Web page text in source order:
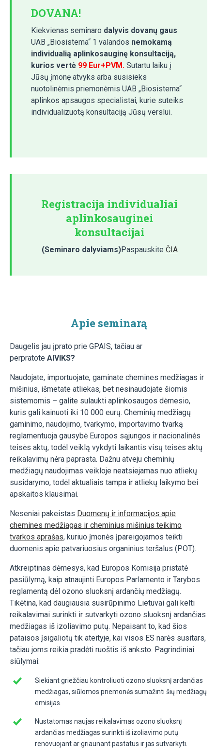
DOVANA!
Kiekvienas seminaro dalyvis dovanų gaus
UAB „Biosistema“ 1 valandos nemokamą
individualią aplinkosauginę konsultaciją,
kurios vertė 99 Eur+PVM. Sutartu laiku į
Jūsų įmonę atvyks arba susisieks
nuotolinėmis priemonėmis UAB „Biosistema“
aplinkos apsaugos specialistai, kurie suteiks
individualizuotą konsultaciją Jūsų verslui.
Registracija individualiai
aplinkosauginei
konsultacijai
(Seminaro dalyviams)Paspauskite ČIA
Apie seminarą
Daugelis jau įprato prie GPAIS, tačiau ar
perpratote AIVIKS?
Naudojate, importuojate, gaminate chemines medžiagas ir
mišinius, išmetate atliekas, bet nesinaudojate šiomis
sistemomis – galite sulaukti aplinkosaugos dėmesio,
kuris gali kainuoti iki 10 000 eurų. Cheminių medžiagų
gaminimo, naudojimo, tvarkymo, importavimo tvarką
reglamentuoja gausybė Europos sąjungos ir nacionalinės
teisės aktų, todėl veiklą vykdyti laikantis visų teisės aktų
reikalavimų nėra paprasta. Dažnu atveju cheminių
medžiagų naudojimas veikloje neatsiejamas nuo atliekų
susidarymo, todėl aktualiais tampa ir atliekų laikymo bei
apskaitos klausimai.
Neseniai pakeistas Duomenų ir informacijos apie
chemines medžiagas ir cheminius mišinius teikimo
tvarkos aprašas, kuriuo įmonės įpareigojamos teikti
duomenis apie patvariuosius organinius teršalus (POT).
Atkreiptinas dėmesys, kad Europos Komisija pristatė
pasiūlymą, kaip atnaujinti Europos Parlamento ir Tarybos
reglamentą dėl ozono sluoksnį ardančių medžiagų.
Tikėtina, kad daugiausia susirūpinimo Lietuvai gali kelti
reikalavimai surinkti ir sutvarkyti ozono sluoksnį ardančias
medžiagas iš izoliavimo putų. Nepaisant to, kad šios
pataisos įsigaliotų tik ateityje, kai visos ES narės susitars,
tačiau joms reikia pradėti ruoštis iš anksto. Pagrindiniai
siūlymai:
Siekiant griežčiau kontroliuoti ozono sluoksnį ardančias
medžiagas, siūlomos priemonės sumažinti šių medžiagų
emisijas.
Nustatomas naujas reikalavimas ozono sluoksnį
ardančias medžiagas surinkti iš izoliavimo putų
renovuojant ar griaunant pastatus ir jas sutvarkyti.